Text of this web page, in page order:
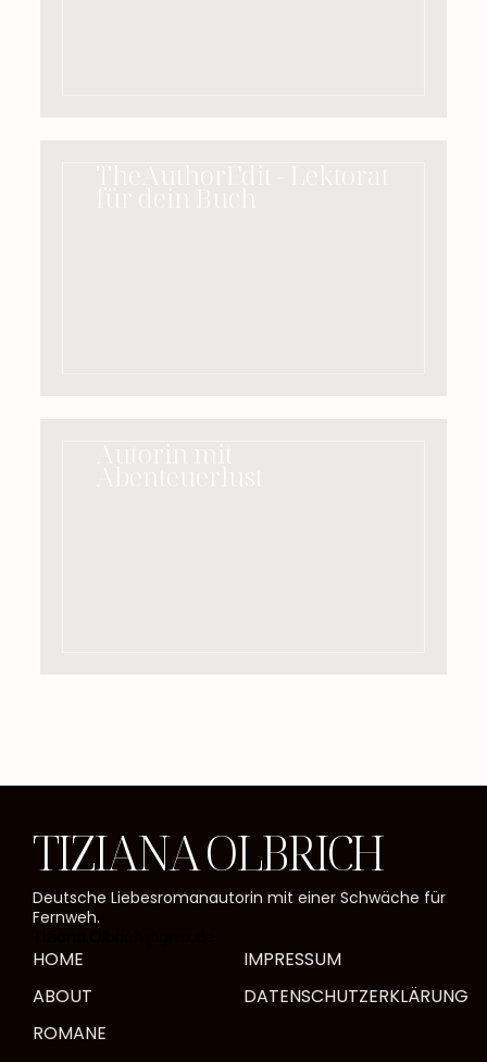
TheAuthorEdit - Lektorat
für dein Buch
Autorin mit
Abenteuerlust
TIZIANA OLBRICH
Deutsche Liebesromanautorin mit einer Schwäche für
Fernweh.
HOME
ABOUT
ROMANE
IMPRESSUM
DATENSCHUTZERKLÄRUNG